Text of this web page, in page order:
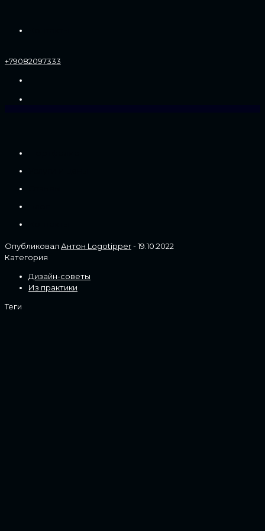
+79082097333
Опубликовал Антон Logotipper-19.10.2022
Категория
Дизайн-советы
Из практики
Теги